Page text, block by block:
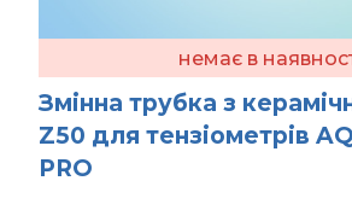
немає в
Змінна трубка з
Z50 для тензіометрів
PRO